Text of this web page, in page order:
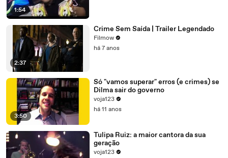
1:54
2:37
Crime Sem Saída | Trailer Legendado
Filmow
há 7 anos
3:50
Só "vamos superar" erros (e crimes) se
Dilma sair do governo
voja123
há 11 anos
Tulipa Ruiz: a maior cantora da sua
geração
voja123